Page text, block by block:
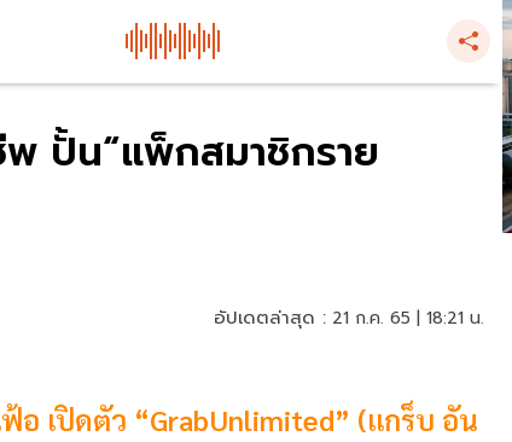
ปั้น“แพ็กสมาชิกราย
อัปเดตล่าสุด : 21 ก.ค. 65 | 18:21 น.
อ เปิดตัว “GrabUnlimited” (แกร็บ อัน